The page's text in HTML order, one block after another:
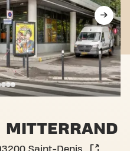
MITTERRAND